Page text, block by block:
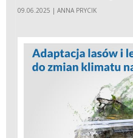
09.06.2025 | ANNA PRYCIK